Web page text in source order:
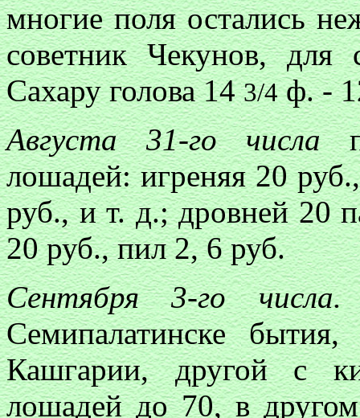
многие поля остались
советник Чекунов, для
Сахару голова 143/4ф. -
Августа 31-го числа
лошадей: игреняя 20
руб., и т. д.; дровней 20
20 руб., пил 2, 6 руб.
Сентября 3-го числа.
Семипалатинске
Кашгарии, другой с
лошадей до 70, в